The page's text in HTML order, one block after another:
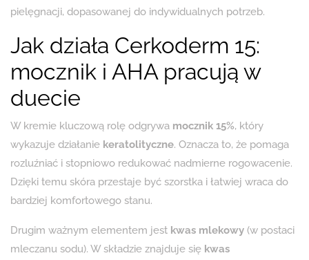
pielęgnacji, dopasowanej do indywidualnych potrzeb.
Jak działa Cerkoderm 15:
mocznik i AHA pracują w
duecie
W kremie kluczową rolę odgrywa mocznik 15%, który
wykazuje działanie keratolityczne. Oznacza to, że pomaga
rozluźniać i stopniowo redukować nadmierne rogowacenie.
Dzięki temu skóra przestaje być szorstka i łatwiej wraca do
bardziej komfortowego stanu.
Drugim ważnym elementem jest kwas mlekowy (w postaci
mleczanu sodu). W składzie znajduje się kwas